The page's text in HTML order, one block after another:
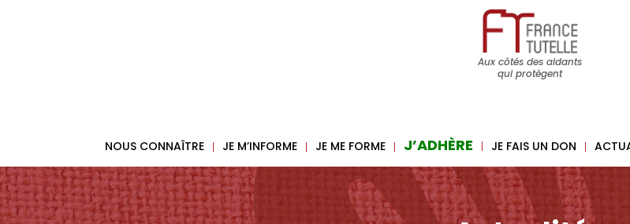
Aux côtés des aidants
qui protègent
NOUS CONNAÎTRE JE M’INFORME JE ME FORME J’ADHÈRE JE FAIS UN DON